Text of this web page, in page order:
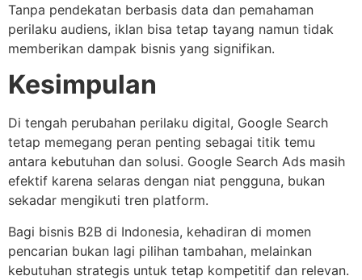
Tanpa pendekatan berbasis data dan pemahaman
perilaku audiens, iklan bisa tetap tayang namun tidak
memberikan dampak bisnis yang signifikan.
Kesimpulan
Di tengah perubahan perilaku digital, Google Search
tetap memegang peran penting sebagai titik temu
antara kebutuhan dan solusi. Google Search Ads masih
efektif karena selaras dengan niat pengguna, bukan
sekadar mengikuti tren platform.
Bagi bisnis B2B di Indonesia, kehadiran di momen
pencarian bukan lagi pilihan tambahan, melainkan
kebutuhan strategis untuk tetap kompetitif dan relevan.